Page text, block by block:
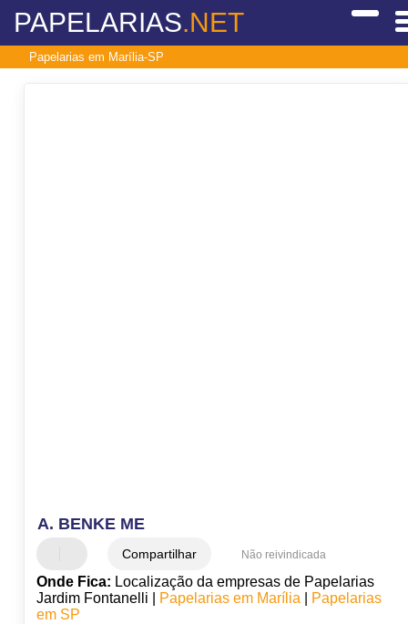
PAPELARIAS.NET
Papelarias em Marília-SP
A. BENKE ME
Compartilhar Não reivindicada
Onde Fica: Localização da empresas de Papelarias
Jardim Fontanelli |
Papelarias em Marília|
Papelarias
em SP